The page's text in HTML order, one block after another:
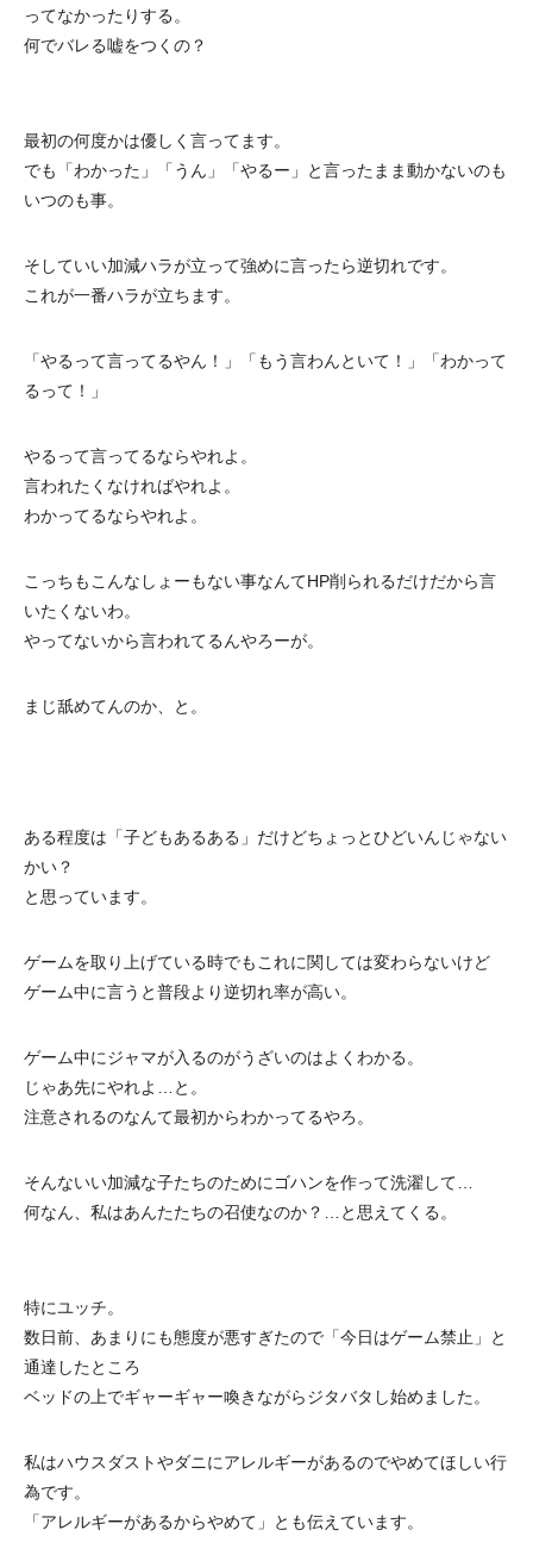
ってなかったりする。
何でバレる嘘をつくの？
最初の何度かは優しく言ってます。
でも「わかった」「うん」「やるー」と言ったまま動かないのも
いつのも事。
そしていい加減ハラが立って強めに言ったら逆切れです。
これが一番ハラが立ちます。
「やるって言ってるやん！」「もう言わんといて！」「わかって
るって！」
やるって言ってるならやれよ。
言われたくなければやれよ。
わかってるならやれよ。
こっちもこんなしょーもない事なんてHP削られるだけだから言
いたくないわ。
やってないから言われてるんやろーが。
まじ舐めてんのか、と。
ある程度は「子どもあるある」だけどちょっとひどいんじゃない
かい？
と思っています。
ゲームを取り上げている時でもこれに関しては変わらないけど
ゲーム中に言うと普段より逆切れ率が高い。
ゲーム中にジャマが入るのがうざいのはよくわかる。
じゃあ先にやれよ…と。
注意されるのなんて最初からわかってるやろ。
そんないい加減な子たちのためにゴハンを作って洗濯して…
何なん、私はあんたたちの召使なのか？…と思えてくる。
特にユッチ。
数日前、あまりにも態度が悪すぎたので「今日はゲーム禁止」と
通達したところ
ベッドの上でギャーギャー喚きながらジタバタし始めました。
私はハウスダストやダニにアレルギーがあるのでやめてほしい行
為です。
「アレルギーがあるからやめて」とも伝えています。